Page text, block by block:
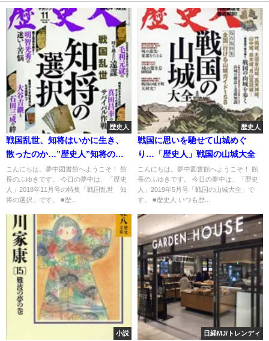
歴史人
戦国乱世、知将はいかに生き、
散ったのか…”歴史人”知将の選
択
こんにちは。夢中図書館へようこそ！ 館
長のふゆきです。 今日の夢中は、「歴史
人」2018年11月号の特集「戦国乱世 知
将の選択」です。 ■歴...
歴史人
戦国に思いを馳せて山城めぐ
り…「歴史人」戦国の山城大全
こんにちは。夢中図書館へようこそ！ 館
長のふゆきです。 今日の夢中は、「歴史
人」2019年5月号「戦国の山城大全」で
す。 ■歴史人 いつも歴...
小説 日経MJ/トレンディ